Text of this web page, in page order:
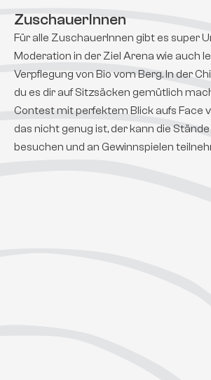
ZuschauerInnen
Für alle ZuschauerInnen gibt es super
Moderation in der Ziel Arena wie auch
Verpflegung von Bio vom Berg. In der
du es dir auf Sitzsäcken gemütlich
Contest mit perfektem Blick aufs Face
das nicht genug ist, der kann die
besuchen und an Gewinnspielen